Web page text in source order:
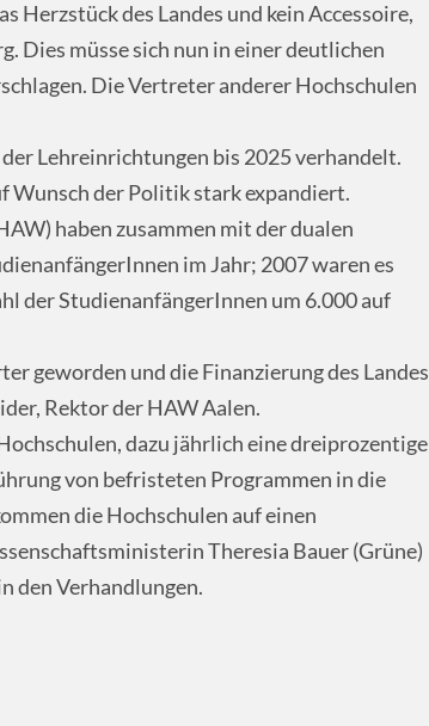
Herzstück des Landes und kein Accessoire,
Dies müsse sich nun in einer deutlichen
Die Vertreter anderer Hochschulen
Lehreinrichtungen bis 2025 verhandelt.
Wunsch der Politik stark expandiert.
haben zusammen mit der dualen
im Jahr; 2007 waren es
der StudienanfängerInnen um 6.000 auf
geworden und die Finanzierung des Landes
Rektor der HAW Aalen.
dazu jährlich eine dreiprozentige
von befristeten Programmen in die
die Hochschulen auf einen
Theresia Bauer (Grüne)
den Verhandlungen.